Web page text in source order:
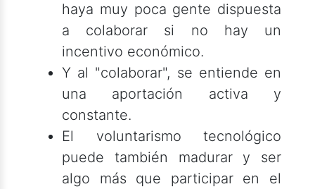
haya muy poca gente dispuesta
a colaborar si no hay un
incentivo económico.
Y al "colaborar", se entiende en
una aportación activa y
constante.
El voluntarismo tecnológico
puede también madurar y ser
algo más que participar en el